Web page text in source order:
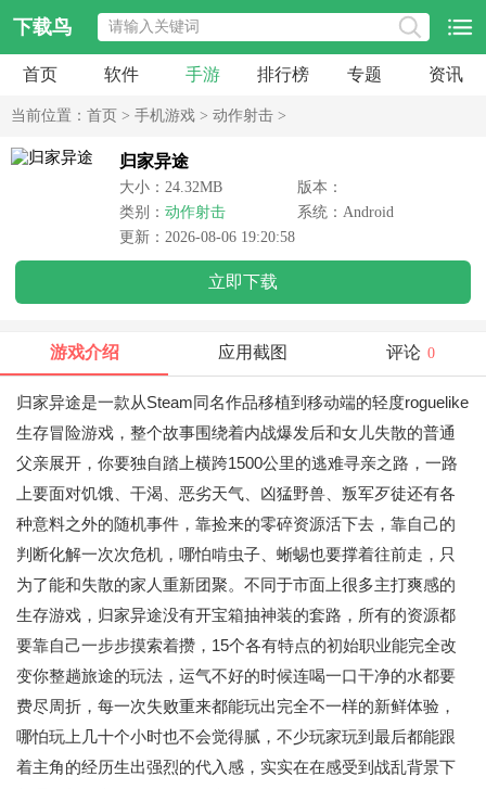
下载鸟
首页 软件 手游 排行榜 专题 资讯
当前位置： 首页 > 手机游戏 > 动作射击 >
归家异途
大小：24.32MB
版本：
类别： 动作射击
系统：Android
更新：2026-08-06 19:20:58
立即下载
游戏介绍 应用截图 评论 0
归家异途是一款从Steam同名作品移植到移动端的轻度roguelike
生存冒险游戏，整个故事围绕着内战爆发后和女儿失散的普通
父亲展开，你要独自踏上横跨1500公里的逃难寻亲之路，一路
上要面对饥饿、干渴、恶劣天气、凶猛野兽、叛军歹徒还有各
种意料之外的随机事件，靠捡来的零碎资源活下去，靠自己的
判断化解一次次危机，哪怕啃虫子、蜥蜴也要撑着往前走，只
为了能和失散的家人重新团聚。不同于市面上很多主打爽感的
生存游戏，归家异途没有开宝箱抽神装的套路，所有的资源都
要靠自己一步步摸索着攒，15个各有特点的初始职业能完全改
变你整趟旅途的玩法，运气不好的时候连喝一口干净的水都要
费尽周折，每一次失败重来都能玩出完全不一样的新鲜体验，
哪怕玩上几十个小时也不会觉得腻，不少玩家玩到最后都能跟
着主角的经历生出强烈的代入感，实实在在感受到战乱背景下